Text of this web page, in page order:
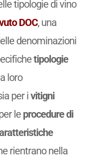
tipologie di vino
DOC, una
denominazioni
tipologie
loro
per ivitigni
le procedure di
rientrano nella